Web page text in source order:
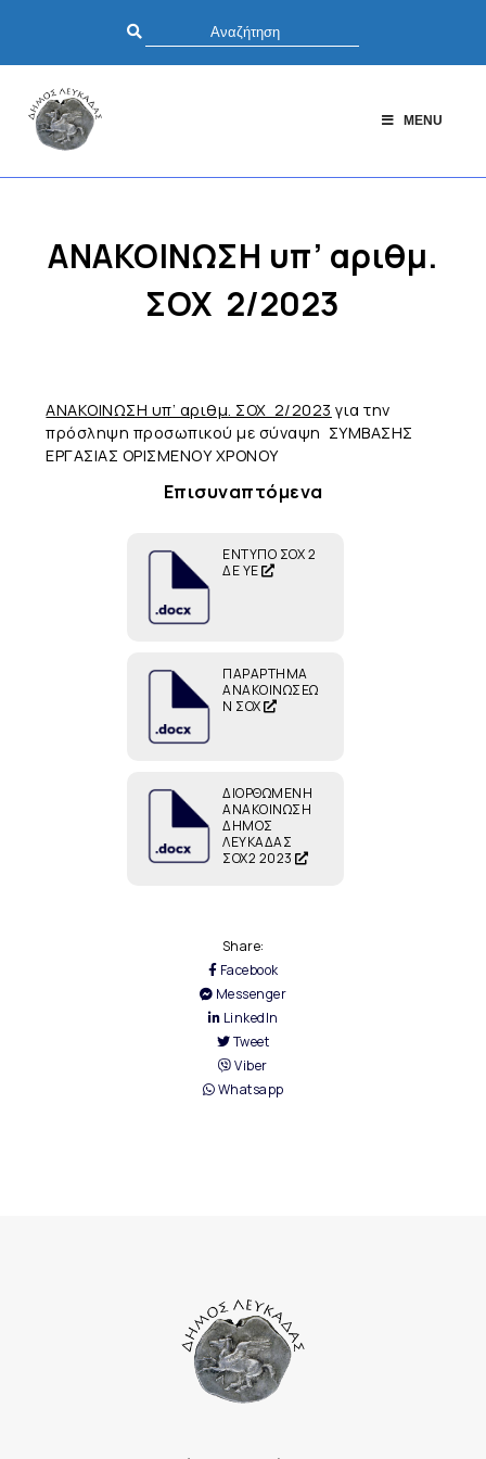
MENU
ΑΝΑΚΟΙΝΩΣΗ υπ’ αριθμ.
ΣΟΧ 2/2023
ΑΝΑΚΟΙΝΩΣΗ υπ’ αριθμ. ΣΟΧ 2/2023 για την
πρόσληψη προσωπικού με σύναψη ΣΥΜΒΑΣΗΣ
ΕΡΓΑΣΙΑΣ ΟΡΙΣΜΕΝΟΥ ΧΡΟΝΟΥ
Επισυναπτόμενα
ΕΝΤΥΠΟ ΣΟΧ 2
ΔΕ ΥΕ
ΠΑΡΑΡΤΗΜΑ
ΑΝΑΚΟΙΝΩΣΕΩ
Ν ΣΟΧ
ΔΙΟΡΘΩΜΕΝΗ
ΑΝΑΚΟΙΝΩΣΗ
ΔΗΜΟΣ
ΛΕΥΚΑΔΑΣ
ΣΟΧ2 2023
Share:
Facebook
Messenger
LinkedIn
Tweet
Viber
Whatsapp